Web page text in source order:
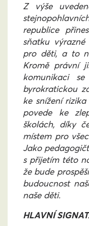
Z výše
republice
sňatku
pro děti, a to
Kromě právní
komunikaci
byrokratickou
ke snížení
povede ke
školách, díky
místem pro
Jako
s přijetím této
že bude
budoucnost
naše děti.
HLAVNÍ